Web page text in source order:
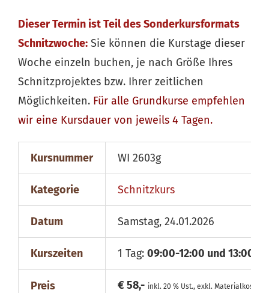
Dieser Termin ist Teil des Sonderkursformats
Schnitzwoche: Sie können die Kurstage dieser
Woche einzeln buchen, je nach Größe Ihres
Schnitzprojektes bzw. Ihrer zeitlichen
Möglichkeiten. Für alle Grundkurse empfehlen
wir eine Kursdauer von jeweils 4 Tagen.
Kursnummer WI 2603g
Kategorie Schnitzkurs
Datum Samstag, 24.01.2026
Kurszeiten 1 Tag: 09:00-12:00 und 13:00-
Preis € 58,- inkl. 20 % Ust., exkl. Materialkosten